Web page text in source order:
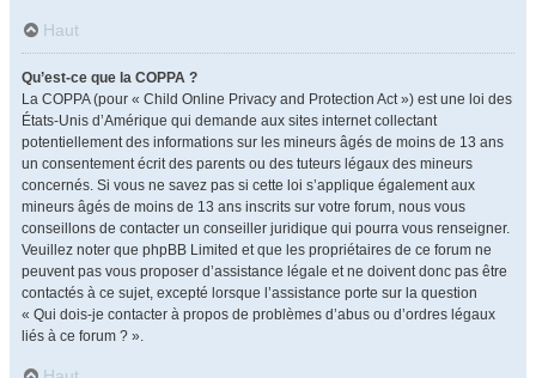
Haut
Qu’est-ce que la COPPA ?
La COPPA (pour « Child Online Privacy and Protection Act ») est une loi des
États-Unis d’Amérique qui demande aux sites internet collectant
potentiellement des informations sur les mineurs âgés de moins de 13 ans
un consentement écrit des parents ou des tuteurs légaux des mineurs
concernés. Si vous ne savez pas si cette loi s’applique également aux
mineurs âgés de moins de 13 ans inscrits sur votre forum, nous vous
conseillons de contacter un conseiller juridique qui pourra vous renseigner.
Veuillez noter que phpBB Limited et que les propriétaires de ce forum ne
peuvent pas vous proposer d’assistance légale et ne doivent donc pas être
contactés à ce sujet, excepté lorsque l’assistance porte sur la question
« Qui dois-je contacter à propos de problèmes d’abus ou d’ordres légaux
liés à ce forum ? ».